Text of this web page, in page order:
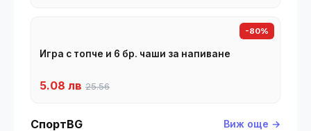
-80%
Игра с топче и 6 бр. чаши за напиване
5.08 лв 25.56
СпортBG Виж още →